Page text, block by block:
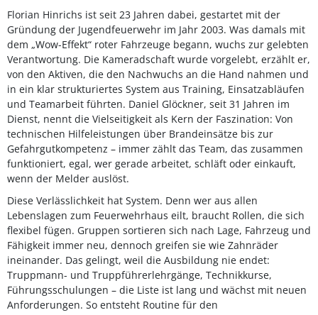
Florian Hinrichs ist seit 23 Jahren dabei, gestartet mit der
Gründung der Jugendfeuerwehr im Jahr 2003. Was damals mit
dem „Wow-Effekt“ roter Fahrzeuge begann, wuchs zur gelebten
Verantwortung. Die Kameradschaft wurde vorgelebt, erzählt er,
von den Aktiven, die den Nachwuchs an die Hand nahmen und
in ein klar strukturiertes System aus Training, Einsatzabläufen
und Teamarbeit führten. Daniel Glöckner, seit 31 Jahren im
Dienst, nennt die Vielseitigkeit als Kern der Faszination: Von
technischen Hilfeleistungen über Brandeinsätze bis zur
Gefahrgutkompetenz – immer zählt das Team, das zusammen
funktioniert, egal, wer gerade arbeitet, schläft oder einkauft,
wenn der Melder auslöst.
Diese Verlässlichkeit hat System. Denn wer aus allen
Lebenslagen zum Feuerwehrhaus eilt, braucht Rollen, die sich
flexibel fügen. Gruppen sortieren sich nach Lage, Fahrzeug und
Fähigkeit immer neu, dennoch greifen sie wie Zahnräder
ineinander. Das gelingt, weil die Ausbildung nie endet:
Truppmann- und Truppführerlehrgänge, Technikkurse,
Führungsschulungen – die Liste ist lang und wächst mit neuen
Anforderungen. So entsteht Routine für den